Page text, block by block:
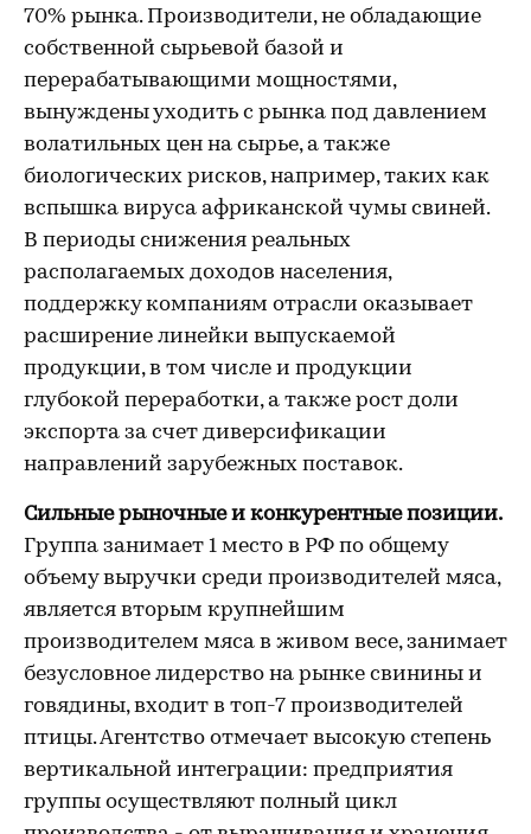
70% рынка. Производители, не обладающие
собственной сырьевой базой и
перерабатывающими мощностями,
вынуждены уходить с рынка под давлением
волатильных цен на сырье, а также
биологических рисков, например, таких как
вспышка вируса африканской чумы свиней.
В периоды снижения реальных
располагаемых доходов населения,
поддержку компаниям отрасли оказывает
расширение линейки выпускаемой
продукции, в том числе и продукции
глубокой переработки, а также рост доли
экспорта за счет диверсификации
направлений зарубежных поставок.
Сильные рыночные и конкурентные позиции.
Группа занимает 1 место в РФ по общему
объему выручки среди производителей мяса,
является вторым крупнейшим
производителем мяса в живом весе, занимает
безусловное лидерство на рынке свинины и
говядины, входит в топ-7 производителей
птицы. Агентство отмечает высокую степень
вертикальной интеграции: предприятия
группы осуществляют полный цикл